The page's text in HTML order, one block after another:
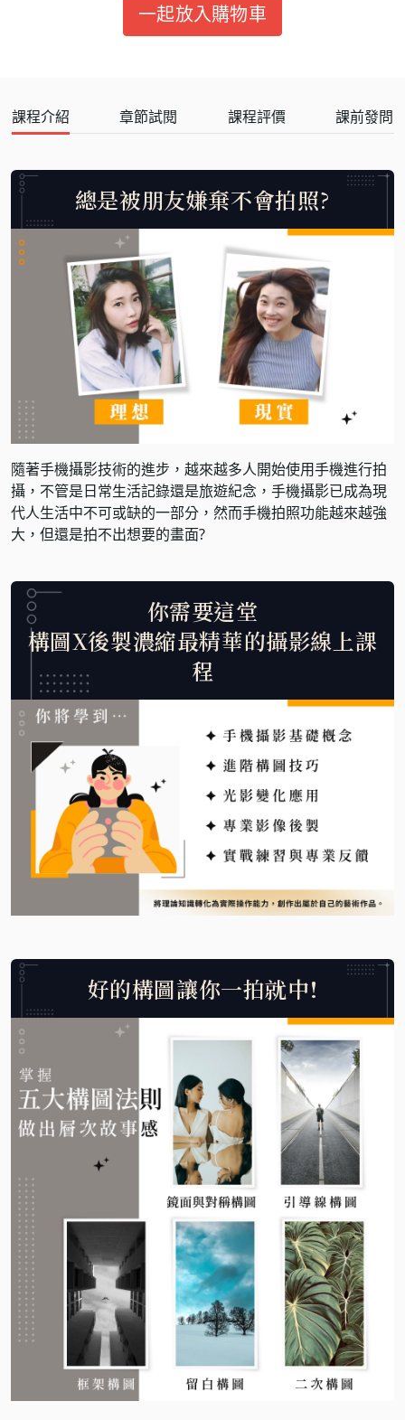
一起放入購物車
課程介紹 章節試閱 課程評價 課前發問
總是被朋友嫌棄不會拍照?
隨著手機攝影技術的進步，越來越多人開始使用手機進行拍
攝，不管是日常生活記錄還是旅遊紀念，手機攝影已成為現
代人生活中不可或缺的一部分，然而手機拍照功能越來越強
大，但還是拍不出想要的畫面?
你需要這堂
構圖X後製濃縮最精華的攝影線上課
程
好的構圖讓你一拍就中!